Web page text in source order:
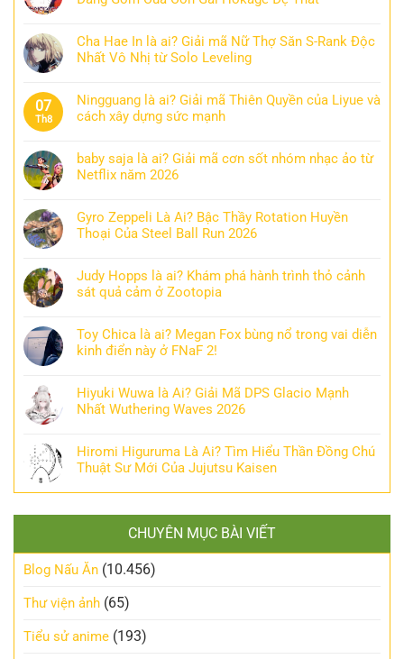
Cha Hae In là ai? Giải mã Nữ Thợ Săn S-Rank Độc
Nhất Vô Nhị từ Solo Leveling
07
Th8
Ningguang là ai? Giải mã Thiên Quyền của Liyue và
cách xây dựng sức mạnh
baby saja là ai? Giải mã cơn sốt nhóm nhạc ảo từ
Netflix năm 2026
Gyro Zeppeli Là Ai? Bậc Thầy Rotation Huyền
Thoại Của Steel Ball Run 2026
Judy Hopps là ai? Khám phá hành trình thỏ cảnh
sát quả cảm ở Zootopia
Toy Chica là ai? Megan Fox bùng nổ trong vai diễn
kinh điển này ở FNaF 2!
Hiyuki Wuwa là Ai? Giải Mã DPS Glacio Mạnh
Nhất Wuthering Waves 2026
Hiromi Higuruma Là Ai? Tìm Hiểu Thần Đồng Chú
Thuật Sư Mới Của Jujutsu Kaisen
CHUYÊN MỤC BÀI VIẾT
Blog Nấu Ăn (10.456)
Thư viện ảnh (65)
Tiểu sử anime (193)